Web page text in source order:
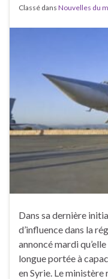
Classé dans Nouvelles du
Dans sa dernière
d’influence dans la
annoncé mardi
longue portée à
en Syrie. Le ministère